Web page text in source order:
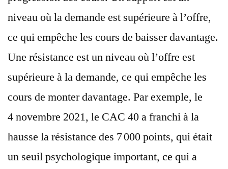
niveau où la demande est supérieure à l’offre,
ce qui empêche les cours de baisser davantage.
Une résistance est un niveau où l’offre est
supérieure à la demande, ce qui empêche les
cours de monter davantage. Par exemple, le
4 novembre 2021, le CAC 40 a franchi à la
hausse la résistance des 7 000 points, qui était
un seuil psychologique important, ce qui a